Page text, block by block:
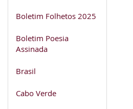
Boletim Folhetos 2025
Boletim Poesia
Assinada
Brasil
Cabo Verde